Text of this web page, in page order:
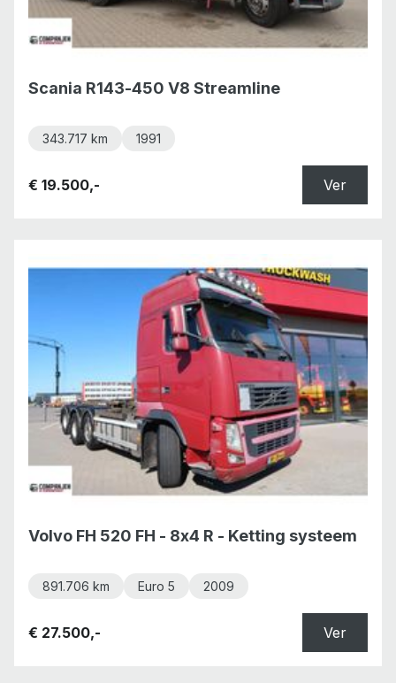
Scania R143-450 V8 Streamline
343.717 km 1991
€ 19.500,- Ver
Volvo FH 520 FH - 8x4 R - Ketting systeem
891.706 km Euro 5 2009
€ 27.500,- Ver